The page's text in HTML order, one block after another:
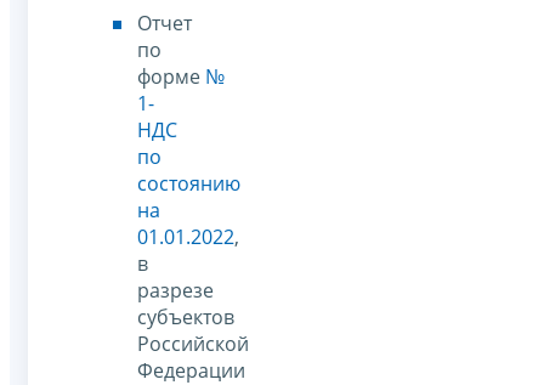
Отчет
по
форме №
1-
НДС
по
состоянию
на
01.01.2022,
в
разрезе
субъектов
Российской
Федерации